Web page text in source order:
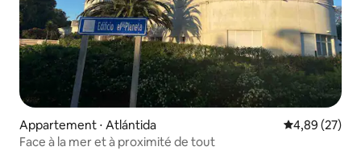
Appartement ⋅ Atlántida Évaluation
4,89 (27)
Face à la mer et à proximité de tout